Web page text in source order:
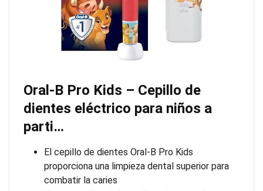
Oral-B Pro Kids – Cepillo de
dientes eléctrico para niños a
parti…
El cepillo de dientes Oral-B Pro Kids
proporciona una limpieza dental superior para
combatir la caries